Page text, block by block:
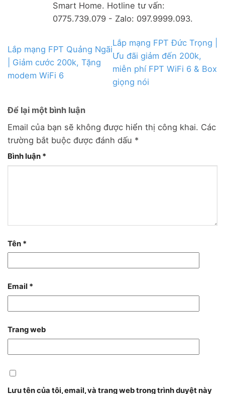
Smart Home. Hotline tư vấn:
0775.739.079 - Zalo: 097.9999.093.
Lắp mạng FPT Quảng Ngãi
| Giảm cước 200k, Tặng
modem WiFi 6
Lắp mạng FPT Đức Trọng |
Ưu đãi giảm đến 200k,
miễn phí FPT WiFi 6 & Box
giọng nói
Để lại một bình luận
Email của bạn sẽ không được hiển thị công khai. Các
trường bắt buộc được đánh dấu *
Bình luận *
Tên *
Email *
Trang web
Lưu tên của tôi, email, và trang web trong trình duyệt này